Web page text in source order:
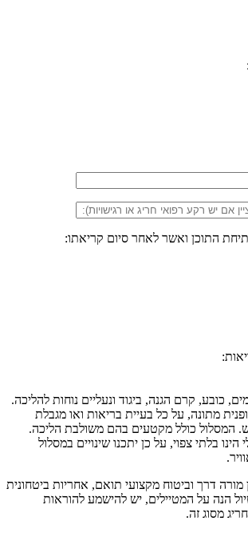
התוכן ואשר לאחר סיום קריאתו:
2 ליטר מים, כובע, קרם הגנה, ביגוד ונעליים נוחות להליכה.
מתונה, על כל בעיית בריאות ואו מגבלת
המסלול כולל מקטעים בהם משולבת הליכה.
בלתי צפוי, על כן יתכנו שינויים במסלול
מורה דרך וביטוח מקצועי תואם, אחריות ביטחונית
הנה על המטיילים, יש להישמע להוראות
מסוג זה.